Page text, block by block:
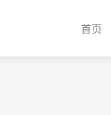
首页